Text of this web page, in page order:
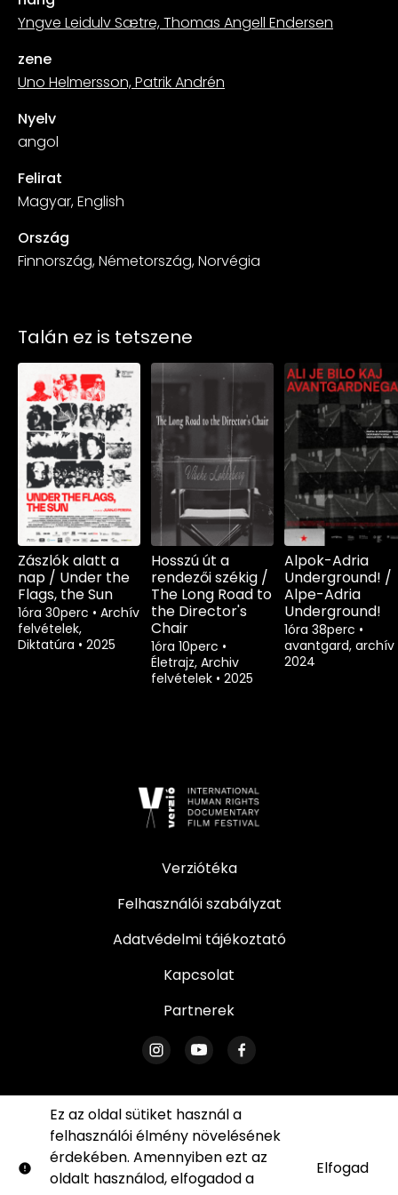
Ez az oldal sütiket használ a
felhasználói élmény növelésének
érdekében. Amennyiben ezt az
oldalt használod, elfogadod a
Elfogad
Yngve Leidulv Sætre, Thomas Angell Endersen
zene
Uno Helmersson, Patrik Andrén
Nyelv
angol
Felirat
Magyar, English
Ország
Finnország, Németország, Norvégia
Talán ez is tetszene
Zászlók alatt a
nap / Under the
Flags, the Sun
1óra 30perc • Archív
felvételek,
Diktatúra • 2025
Hosszú út a
rendezői székig /
The Long Road to
the Director's
Chair
1óra 10perc •
Életrajz, Archiv
felvételek • 2025
Alpok-Adria
Underground! /
Alpe-Adria
Underground!
1óra 38perc •
avantgard, archív
2024
Verziótéka
Felhasználói szabályzat
Adatvédelmi tájékoztató
Kapcsolat
Partnerek
© Verzió. Minden jog fenntartva. Az oldal egyetlen
része sem reprodukálható írásos engedélyünk
nélkül.